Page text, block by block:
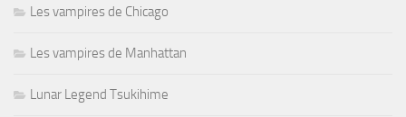
Les vampires de Chicago
Les vampires de Manhattan
Lunar Legend Tsukihime